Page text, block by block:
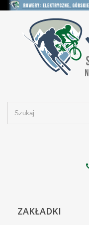
ZAKŁADKI